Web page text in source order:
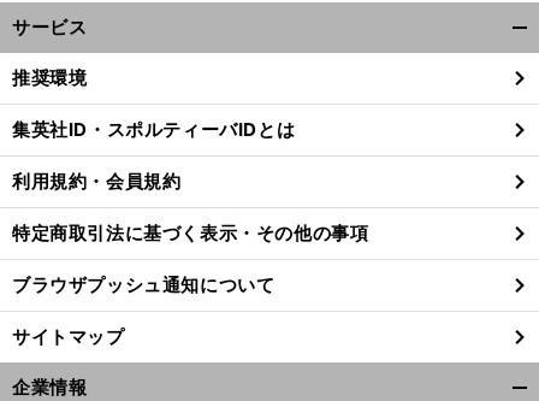
サービス
閉
る
推奨環境
集英社ID・スポルティーバIDとは
利用規約・会員規約
特定商取引法に基づく表示・その他の事項
ブラウザプッシュ通知について
サイトマップ
企業情報